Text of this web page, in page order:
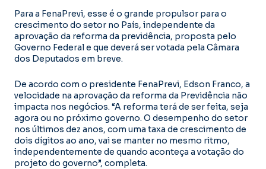
Para a FenaPrevi, esse é o grande propulsor para o
crescimento do setor no País, independente da
aprovação da reforma da previdência, proposta pelo
Governo Federal e que deverá ser votada pela Câmara
dos Deputados em breve.
De acordo com o presidente FenaPrevi, Edson Franco, a
velocidade na aprovação da reforma da Previdência não
impacta nos negócios. “A reforma terá de ser feita, seja
agora ou no próximo governo. O desempenho do setor
nos últimos dez anos, com uma taxa de crescimento de
dois dígitos ao ano, vai se manter no mesmo ritmo,
independentemente de quando aconteça a votação do
projeto do governo”, completa.